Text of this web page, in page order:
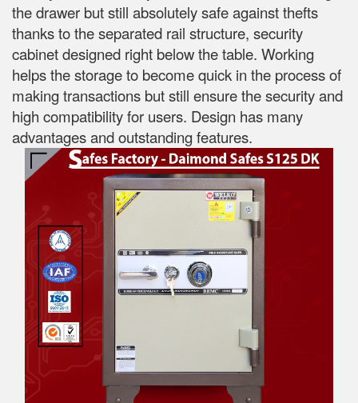
the drawer but still absolutely safe against thefts
thanks to the separated rail structure, security
cabinet designed right below the table. Working
helps the storage to become quick in the process of
making transactions but still ensure the security and
high compatibility for users. Design has many
advantages and outstanding features.